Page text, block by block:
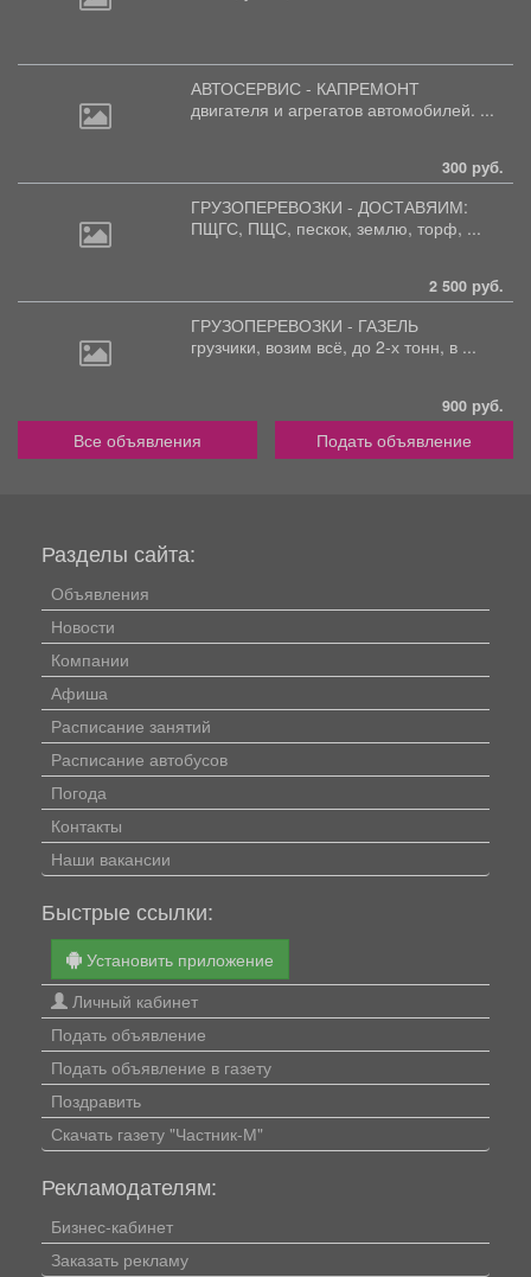
АВТОСЕРВИС - КАПРЕМОНТ
двигателя и агрегатов автомобилей. ...
300 руб.
ГРУЗОПЕРЕВОЗКИ - ДОСТАВЯИМ:
ПЩГС, ПЩС, пескок, землю, торф, ...
2 500 руб.
ГРУЗОПЕРЕВОЗКИ - ГАЗЕЛЬ
грузчики, возим всё, до 2-х тонн, в ...
900 руб.
Все объявления Подать объявление
Разделы сайта:
Объявления
Новости
Компании
Афиша
Расписание занятий
Расписание автобусов
Погода
Контакты
Наши вакансии
Быстрые ссылки:
Установить приложение
Личный кабинет
Подать объявление
Подать объявление в газету
Поздравить
Скачать газету "Частник-М"
Рекламодателям:
Бизнес-кабинет
Заказать рекламу